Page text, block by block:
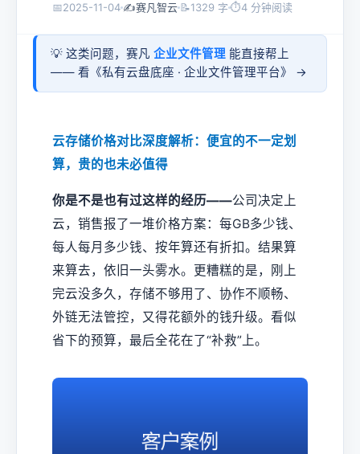
📅2025-11-04 ✍️赛凡智云 📝1329 字 ⏱4 分钟阅读
💡 这类问题，赛凡 企业文件管理 能直接帮上
—— 看《私有云盘底座 · 企业文件管理平台》 →
云存储价格对比深度解析：便宜的不一定划
算，贵的也未必值得
你是不是也有过这样的经历——公司决定上
云，销售报了一堆价格方案：每GB多少钱、
每人每月多少钱、按年算还有折扣。结果算
来算去，依旧一头雾水。更糟糕的是，刚上
完云没多久，存储不够用了、协作不顺畅、
外链无法管控，又得花额外的钱升级。看似
省下的预算，最后全花在了“补救”上。